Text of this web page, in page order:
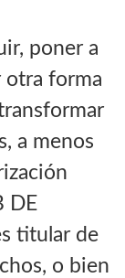
poner a
otra forma
a menos
DE
titular de
o bien